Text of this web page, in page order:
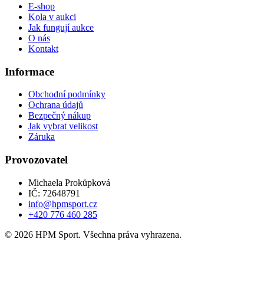
E-shop
Kola v aukci
Jak fungují aukce
O nás
Kontakt
Informace
Obchodní podmínky
Ochrana údajů
Bezpečný nákup
Jak vybrat velikost
Záruka
Provozovatel
Michaela Prokůpková
IČ: 72648791
info@hpmsport.cz
+420 776 460 285
© 2026 HPM Sport. Všechna práva vyhrazena.